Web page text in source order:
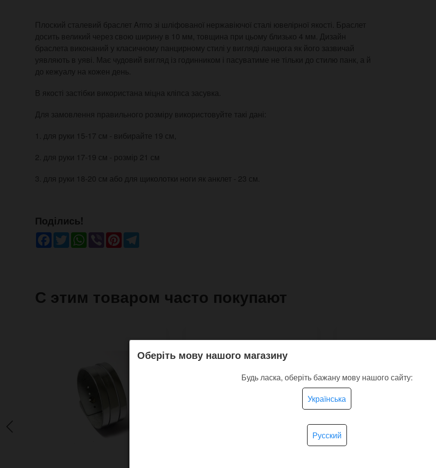
Плоский сталевий браслет Armo зі шліфованої нержавіючої сталі ювелірної якості. Браслет
досить великий через свою ширину в 10 мм, товщина при цьому близько 4 мм. Дизайн
браслета виконаний у класичному панцирному стилі у вигляді ланцюга як його зазвичай
уявляють в уяві. Має чудовий вигляд із годинником і пасуватиме не тільки до стилю панк, а й
до кежуалу на кожен день.
В якості застібки використана міцна кліпса засувка.
Для замовлення правильного розміру використовуйте такі дані:
1. для руки 15-17 см - вибирайте 19 см,
2. для руки 17-19 см - розмір 21 см
3. для руки 18-20 см або для щиколотки ноги як анклет - 23 см.
Поділись!
Facebook
TwitterWhatsApp
ViberPinterest
С этим товаром часто покупают
Оберіть мову нашого магазину
Будь ласка, оберіть бажану мову нашого сайту:
Українська
Русский